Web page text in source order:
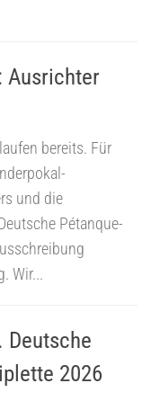
Ausrichter
bereits. Für
und die
Pétanque-
Wir...
Deutsche
2026